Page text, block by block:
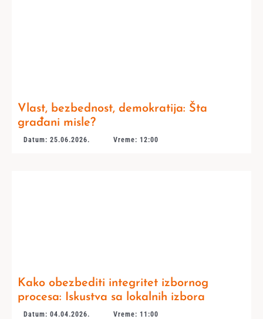
Vlast, bezbednost, demokratija: Šta
građani misle?
Datum: 25.06.2026. Vreme: 12:00
Kako obezbediti integritet izbornog
procesa: Iskustva sa lokalnih izbora
Datum: 04.04.2026. Vreme: 11:00